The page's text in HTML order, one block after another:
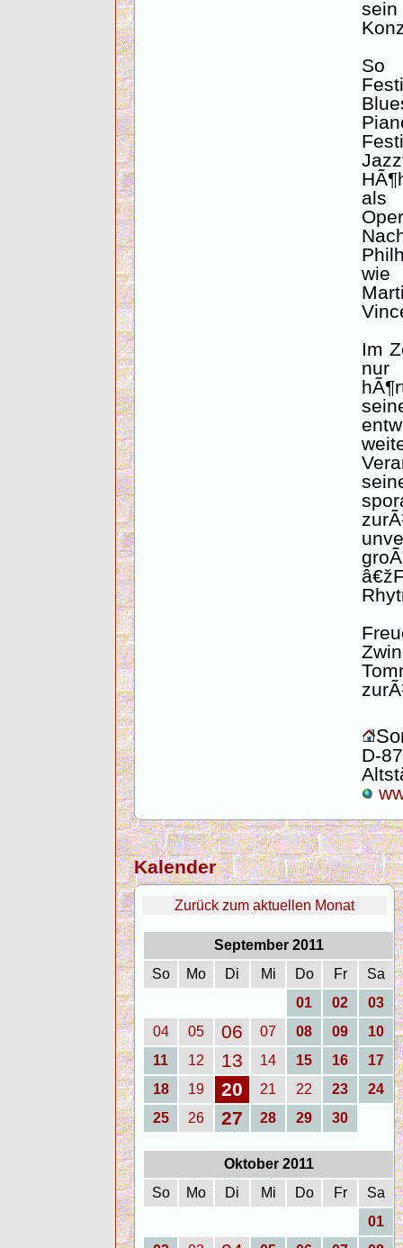
So
als
wie
Im
nur
D-
Kalender
Zurück zum aktuellen Monat
September 2011
So
Mo Di Mi Do Fr
Sa
01
02
03
04
05 06 07 08 09
10
11
12 13 14 15 16
17
18
19 20 21 22 23
24
25
26 27 28 29 30
Oktober 2011
So
Mo Di Mi Do Fr
Sa
01